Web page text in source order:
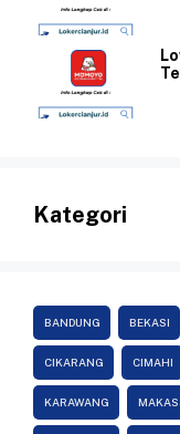
Kategori
BANDUNG BEKASI
CIKARANG CIMAHI
KARAWANG